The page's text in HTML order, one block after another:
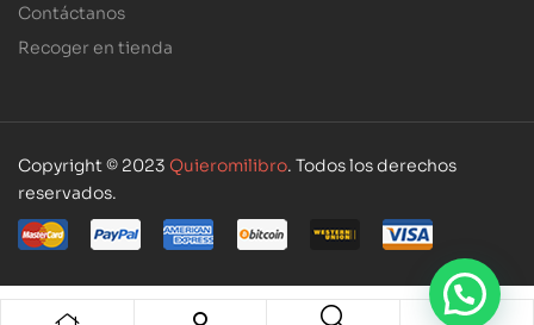
Contáctanos
Recoger en tienda
Copyright © 2023 Quieromilibro. Todos los derechos
reservados.